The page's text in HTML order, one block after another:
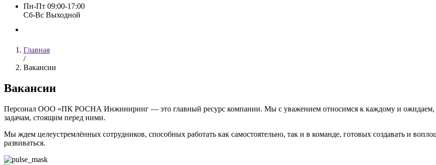
Пн-Пт 09:00-17:00
Сб-Вс Выходной
Главная
/
Вакансии
Вакансии
Персонал ООО «ПК РОСНА Инжиниринг — это главный ресурс компании. Мы с уважением относимся к каждому и ожидаем,
задачам, стоящим перед ними.
Мы ждем целеустремлённых сотрудников, способных работать как самостоятельно, так и в команде, готовых создавать и
развиваться.